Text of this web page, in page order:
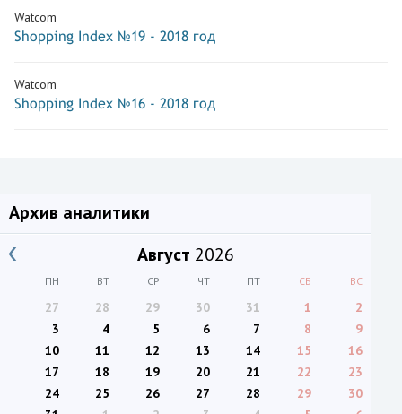
Watcom
Shopping Index №19 - 2018 год
Watcom
Shopping Index №16 - 2018 год
Архив аналитики
Август 2026
ПН ВТ СР ЧТ ПТ СБ ВС
27 28 29 30 31 1
2
3
4 5 6 7 8
9
10
11 12 13 14 15
16
17
18 19 20 21 22
23
24
25 26 27 28 29
30